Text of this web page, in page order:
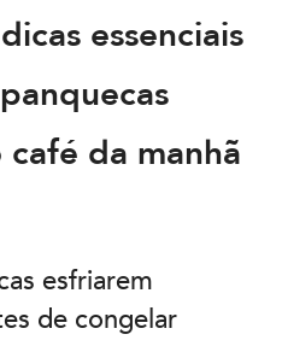
essenciais
da manhã
esfriarem
de congelar